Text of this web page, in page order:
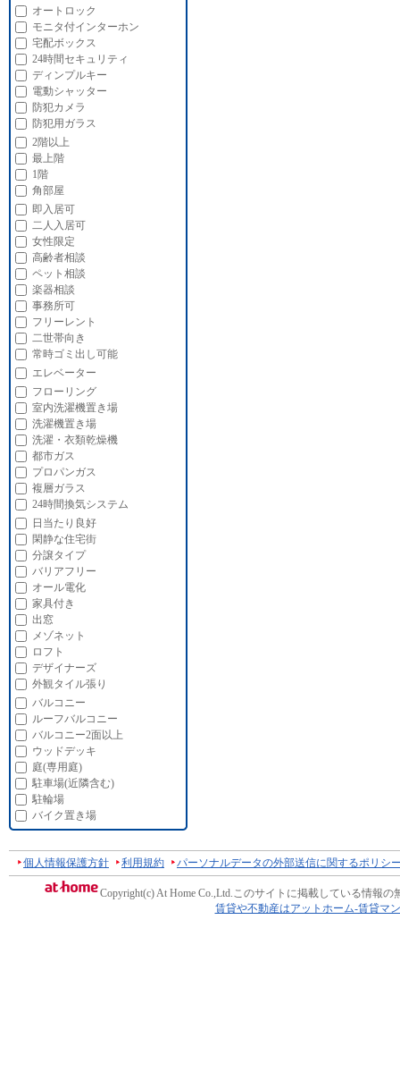
オートロック
モニタ付インターホン
宅配ボックス
24時間セキュリティ
ディンプルキー
電動シャッター
防犯カメラ
防犯用ガラス
2階以上
最上階
1階
角部屋
即入居可
二人入居可
女性限定
高齢者相談
ペット相談
楽器相談
事務所可
フリーレント
二世帯向き
常時ゴミ出し可能
エレベーター
フローリング
室内洗濯機置き場
洗濯機置き場
洗濯・衣類乾燥機
都市ガス
プロパンガス
複層ガラス
24時間換気システム
日当たり良好
閑静な住宅街
分譲タイプ
バリアフリー
オール電化
家具付き
出窓
メゾネット
ロフト
デザイナーズ
外観タイル張り
バルコニー
ルーフバルコニー
バルコニー2面以上
ウッドデッキ
庭(専用庭)
駐車場(近隣含む)
駐輪場
バイク置き場
個人情報保護方針 利用規約 パーソナルデータの外部送信に関するポリシ
Copyright(c) At Home Co.,Ltd.このサイトに掲載している情報の
賃貸や不動産はアットホーム-賃貸マ